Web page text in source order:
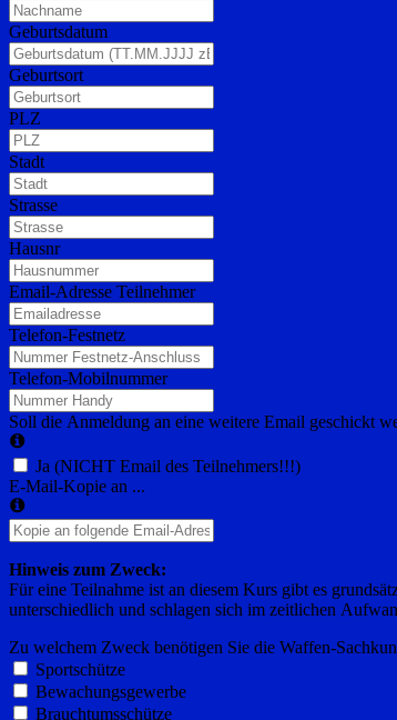
Geburtsdatum
Geburtsort
PLZ
Stadt
Strasse
Hausnr
Email-Adresse Teilnehmer
Telefon-Festnetz
Telefon-Mobilnummer
Soll die Anmeldung an eine weitere Email geschickt
Ja (NICHT Email des Teilnehmers!!!)
E-Mail-Kopie an ...
Hinweis zum Zweck:
Für eine Teilnahme ist an diesem Kurs gibt es
unterschiedlich und schlagen sich im zeitlichen
Zu welchem Zweck benötigen Sie die Waffen-
Sportschütze
Bewachungsgewerbe
Brauchtumsschütze